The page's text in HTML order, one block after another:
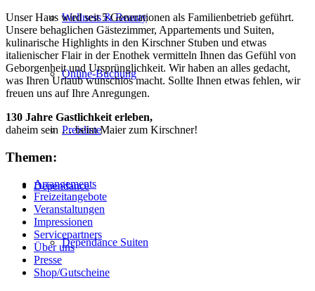
Wellness & Beauty
Online-Buchung
Preisliste
Dependance
Dependance Suiten
Unser Haus wird seit 5 Generationen als Familienbetrieb geführt.
Unsere behaglichen Gästezimmer, Appartements und Suiten,
kulinarische Highlights in den Kirschner Stuben und etwas
italienischer Flair in der Enothek vermitteln Ihnen das Gefühl von
Geborgenheit und Ursprünglichkeit. Wir haben an alles gedacht,
was Ihren Urlaub wunschlos macht. Sollte Ihnen etwas fehlen, wir
freuen uns auf Ihre Anregungen.
130 Jahre Gastlichkeit erleben,
daheim sein … beim Maier zum Kirschner!
Themen:
Arrangements
Freizeitangebote
Veranstaltungen
Impressionen
Servicepartners
Über uns
Presse
Shop/Gutscheine